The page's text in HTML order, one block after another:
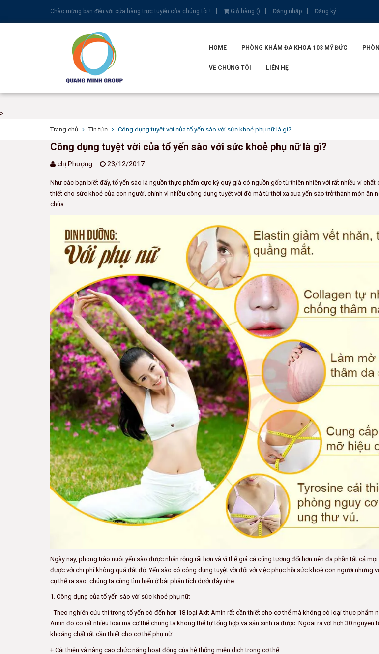
Chào mừng bạn đến với cửa hàng trực tuyến của chúng tôi ! Giỏ hàng () Đăng nhập Đăng ký
HOME PHÒNG KHÁM ĐA KHOA 103 MỸ ĐỨC
VỀ CHÚNG TÔI LIÊN HỆ
>
Trang chủ Tin tức Công dụng tuyệt vời của tổ yến sào với sức khoẻ phụ nữ là gì?
Công dụng tuyệt vời của tổ yến sào với sức khoẻ phụ nữ là gì?
chị Phượng 23/12/2017
Như các bạn biết đấy, tổ yến sào là nguồn thực phẩm cực kỳ quý giá có nguồn gốc từ thiên nhiên với rất nhiều vi
thiết cho sức khoẻ của con người, chính vì nhiều công dụng tuyệt vời đó mà từ thời xa xưa yến sào trở thành món ăn
chúa.
Ngày nay, phong trào nuôi yến sào được nhân rộng rãi hơn và vì thế giá cả cũng tương đối hơn nên đa phần tất cả
được với chi phí không quá đắt đỏ. Yến sào có công dụng tuyệt vời đối với việc phục hồi sức khoẻ con người nhưng
cụ thể ra sao, chúng ta cùng tìm hiểu ở bài phân tích dưới đây nhé.
1. Công dụng của tổ yến sào với sức khoẻ phụ nữ:
- Theo nghiên cứu thì trong tổ yến có đến hơn 18 loại Axit Amin rất cần thiết cho cơ thể mà không có loại thực phẩm
Amin đó có rất nhiều loại mà cơ thể chúng ta không thể tự tổng hợp và sản sinh ra được. Ngoài ra với hơn 30 nguyên
khoáng chất rất cần thiết cho cơ thể phụ nữ.
+ Cải thiện và nâng cao chức năng hoạt động của hệ thống miễn dịch trong cơ thể.